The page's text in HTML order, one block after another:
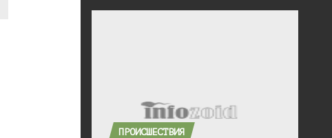
ПРОИСШЕСТВИЯ